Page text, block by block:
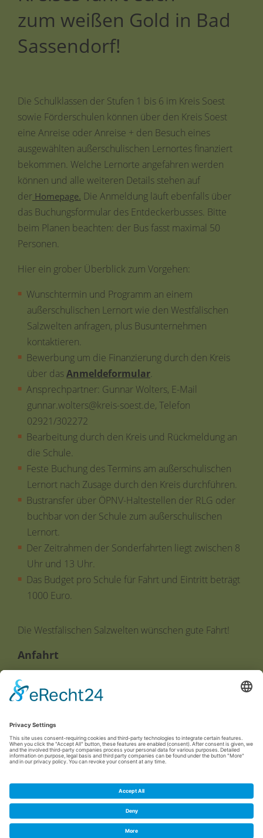
zum weißen Gold in Bad
Sassendorf!
Die Schulklassen der Stufen 1 bis 6 im Kreis Soest
sowie Förderschulen können über den Kreis Soest
eine Anreise oder Anreise + den Besuch eines
ausgewählten außerschulischen Lernortes finanziert
bekommen. Welche Lernorte angefahren werden
können und alle weiteren Details stehen auf
der Homepage. Die Anmeldung läuft ebenfalls über
das Buchungsformular des Entdeckerbusses. Bitte
beim Planen beachten: der Bus fasst maximal 50
Personen.
Hier ein grober Überblick zum Vorgehen:
Wunschtermin und Programm an einem
außerschulischen Lernort wie den Westfälischen
Salzwelten anfragen, plus Busunternehmen
kontaktieren.
Bewerbung um die Finanzierung durch den Kreis
über dasAnmeldeformular.
Ansprechpartner: Gunnar Wolters, E-Mail
gunnar.wolters@kreis-soest.de, Telefon
02921/302272
Bearbeitung durch den Kreis und Rückmeldung an
die Schule.
Feste Buchung des Termins am außerschulischen
Lernort nach Zusage durch den Kreis durchführen.
Bustransfer über ÖPNV-Haltestellen der RLG oder
buchbar von der Schule zum außerschulischen
Lernort.
Der Zeitrahmen der Sonderfahrten liegt zwischen 8
Uhr und 13 Uhr.
Das Budget pro Schule für Fahrt und Eintritt beträgt
1000 Euro.
Die Westfälischen Salzwelten wünschen gute Fahrt!
Anfahrt
Informationen zur Anfahrt erhalten Sie
unterwegs"
Cookie-Einstellungen